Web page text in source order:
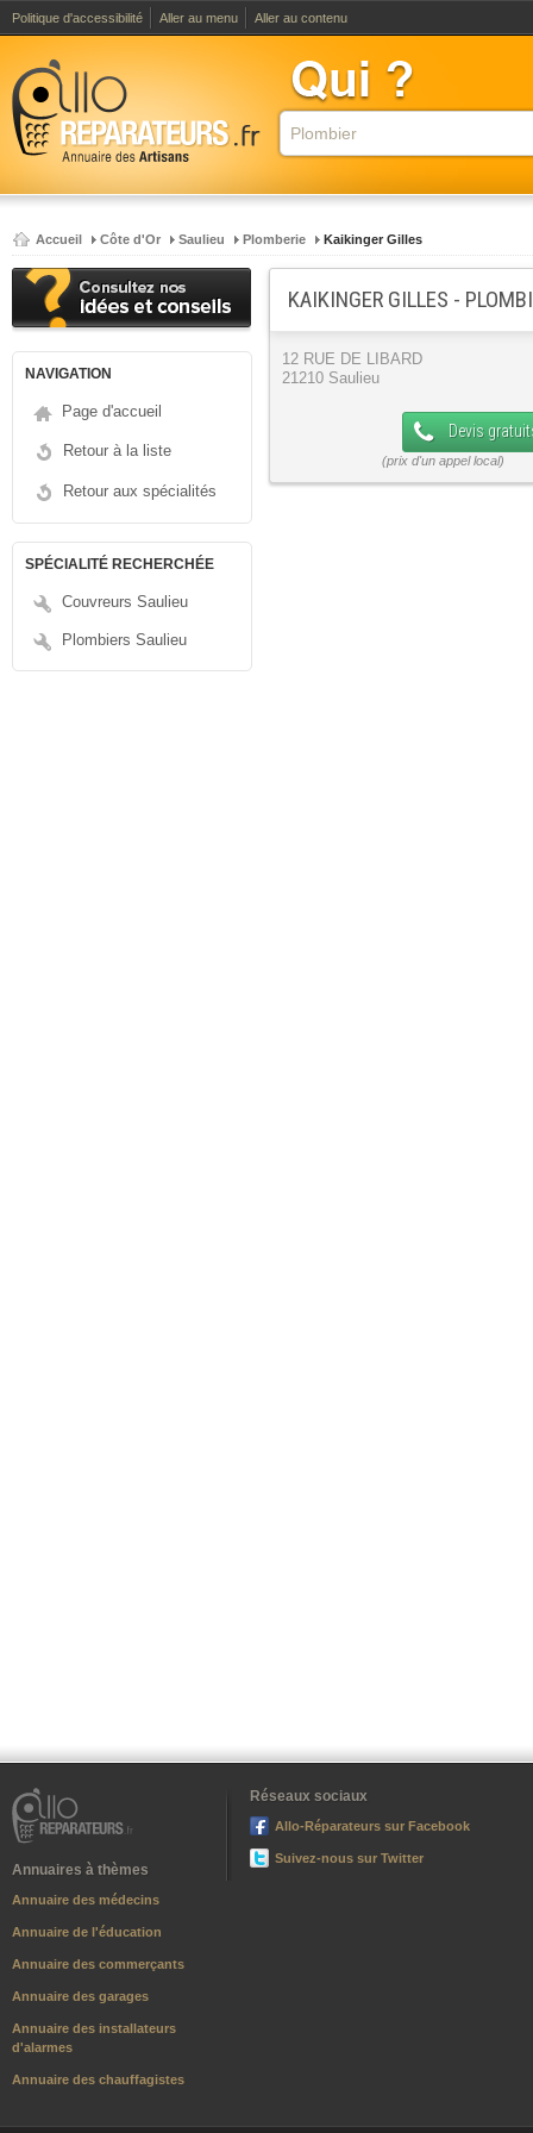
Politique d'accessibilité Aller au menu Aller au contenu
Accueil Côte d'Or Saulieu Plomberie Kaikinger Gilles
NAVIGATION
Page d'accueil
Retour à la liste
Retour aux spécialités
SPÉCIALITÉ RECHERCHÉE
Couvreurs Saulieu
Plombiers Saulieu
KAIKINGER GILLES -
12 RUE DE LIBARD
21210 Saulieu
Devis
Annuaires à thèmes
Annuaire des médecins
Annuaire de l'éducation
Annuaire des commerçants
Annuaire des garages
Annuaire des installateurs
d'alarmes
Annuaire des chauffagistes
Réseaux sociaux
Allo-Réparateurs sur Facebook
Suivez-nous sur Twitter